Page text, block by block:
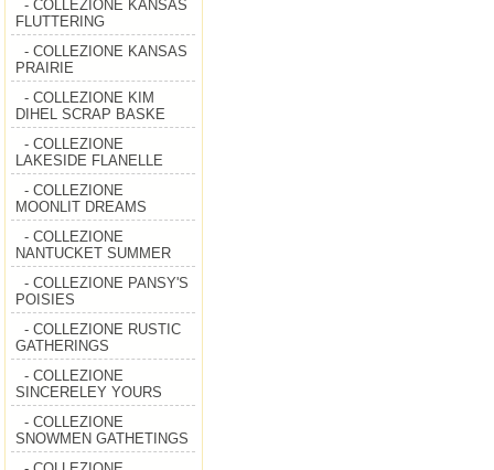
- COLLEZIONE KANSAS
FLUTTERING
- COLLEZIONE KANSAS
PRAIRIE
- COLLEZIONE KIM
DIHEL SCRAP BASKE
- COLLEZIONE
LAKESIDE FLANELLE
- COLLEZIONE
MOONLIT DREAMS
- COLLEZIONE
NANTUCKET SUMMER
- COLLEZIONE PANSY'S
POISIES
- COLLEZIONE RUSTIC
GATHERINGS
- COLLEZIONE
SINCERELEY YOURS
- COLLEZIONE
SNOWMEN GATHETINGS